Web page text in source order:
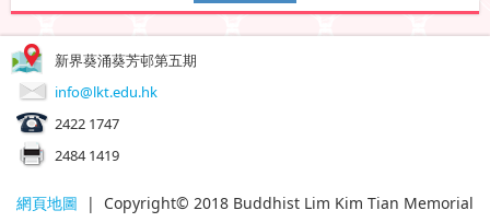
新界葵涌葵芳邨第五期
info@lkt.edu.hk
2422 1747
2484 1419
網頁地圖 | Copyright© 2018 Buddhist Lim Kim Tian Memorial